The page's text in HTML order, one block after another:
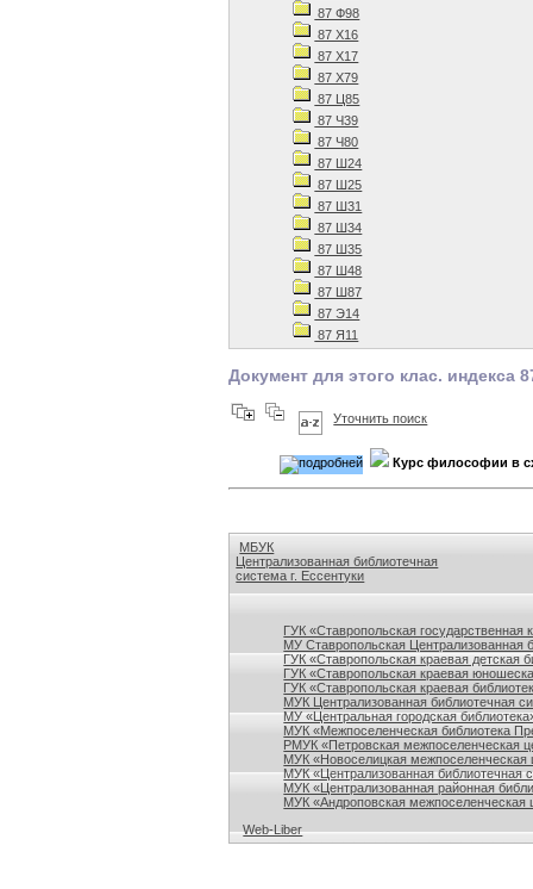
87 Ф98
87 Х16
87 Х17
87 Х79
87 Ц85
87 Ч39
87 Ч80
87 Ш24
87 Ш25
87 Ш31
87 Ш34
87 Ш35
87 Ш48
87 Ш87
87 Э14
87 Я11
Документ для этого клас. индекса
Уточнить поиск
Курс философии в
МБУК
Централизованная библиотечная
система г. Ессентуки
ГУК «Ставропольская
МУ Ставропольская Централизованная
ГУК «Ставропольская краевая детская
ГУК «Ставропольская краевая
ГУК «Ставропольская краевая
МУК Централизованная библиотечная
МУ «Центральная городская
МУК «Межпоселенческая библиотека
РМУК «Петровская межпоселенческая
МУК «Новоселицкая межпоселенческая
МУК «Централизованная библиотечная
МУК «Централизованная районная
МУК «Андроповская межпоселенческая
Web-Liber